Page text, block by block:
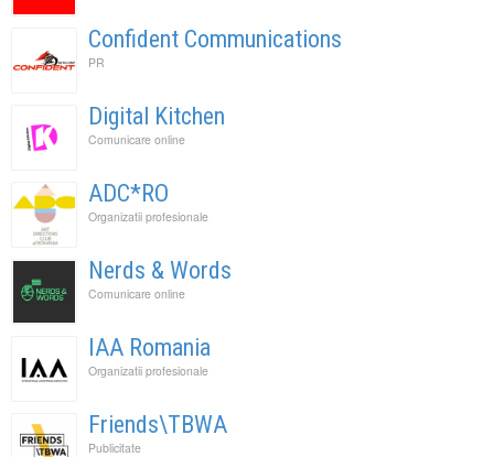
Confident Communications
PR
Digital Kitchen
Comunicare online
ADC*RO
Organizatii profesionale
Nerds & Words
Comunicare online
IAA Romania
Organizatii profesionale
Friends\TBWA
Publicitate